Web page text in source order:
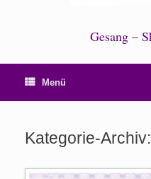
Gesang –
Menü
Kategorie-Archiv: